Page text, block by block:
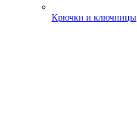
Крючки и ключницы